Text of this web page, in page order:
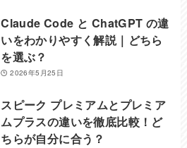
Claude Code と ChatGPT の違
いをわかりやすく解説｜どちら
を選ぶ？
2026年5月25日
スピーク プレミアムとプレミア
ムプラスの違いを徹底比較！ど
ちらが自分に合う？